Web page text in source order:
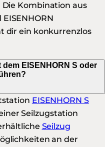
Kombination aus
EISENHORN
dir ein konkurrenzlos
EISENHORN S oder
EISENHORN S
Seilzugstation
Seilzug
an der